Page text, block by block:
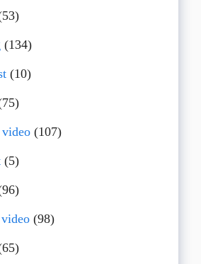
(134)
(10)
(107)
(5)
(98)